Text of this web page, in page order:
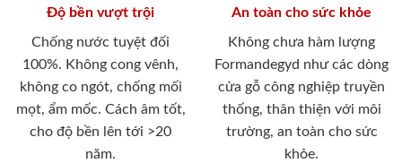
Độ bền vượt trội
Chống nước tuyệt đối
100%. Không cong vênh,
không co ngót, chống mối
mọt, ẩm mốc. Cách âm tốt,
cho độ bền lên tới >20
năm.
An toàn cho sức khỏe
Không chưa hàm lượng
Formandegyd như các dòng
cửa gỗ công nghiệp truyền
thống, thân thiện với môi
trường, an toàn cho sức
khỏe.